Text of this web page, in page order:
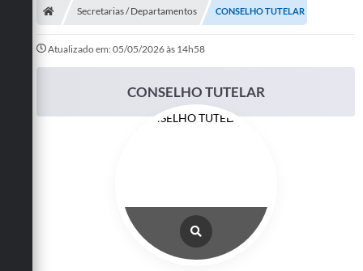
Turismo
Secretarias / Departamentos CONSELHO TUTELAR
Atualizado em: 05/05/2026 às 14h58
CONSELHO TUTELAR